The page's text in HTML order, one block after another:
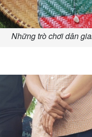
Những trò chơi dân